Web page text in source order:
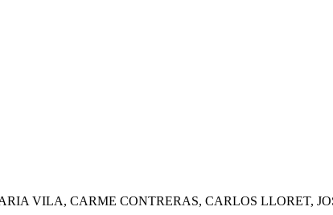
VILA, CARME CONTRERAS, CARLOS LLORET,